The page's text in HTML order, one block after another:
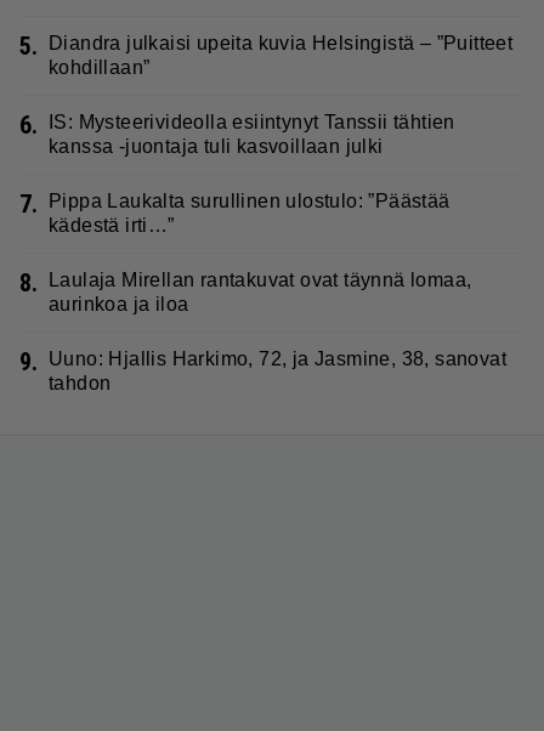
5.
Diandra julkaisi upeita kuvia Helsingistä – ”Puitteet
kohdillaan”
6.
IS: Mysteerivideolla esiintynyt Tanssii tähtien
kanssa -juontaja tuli kasvoillaan julki
7.
Pippa Laukalta surullinen ulostulo: ”Päästää
kädestä irti…”
8.
Laulaja Mirellan rantakuvat ovat täynnä lomaa,
aurinkoa ja iloa
9.
Uuno: Hjallis Harkimo, 72, ja Jasmine, 38, sanovat
tahdon